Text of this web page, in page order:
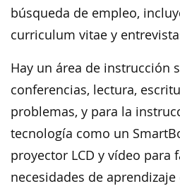
búsqueda de empleo,
curriculum vitae y
Hay un área de instrucción
conferencias, lectura,
problemas, y para la
tecnología como un
proyector LCD y vídeo para
necesidades de